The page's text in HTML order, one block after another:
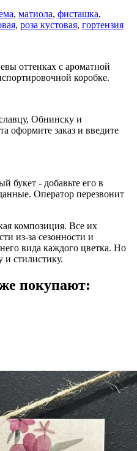
, матиола, фисташка,
, роза кустовая, гортензия
оттенках с ароматной
коробке.
Обнинску и
оформите заказ и введите
букет - добавьте его в
Оператор перезвонит
композиция. Все их
из-за сезонности и
вида каждого цветка. Но
и стилистику.
покупают: